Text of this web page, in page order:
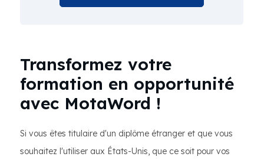
Transformez votre
formation en opportunité
avec MotaWord !
Si vous êtes titulaire d'un diplôme étranger et que vous
souhaitez l'utiliser aux États-Unis, que ce soit pour vos